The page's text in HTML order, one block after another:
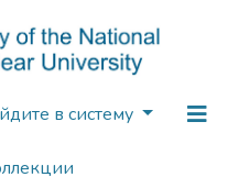
в систему
Диссертации / Выпускные квалификационные работы